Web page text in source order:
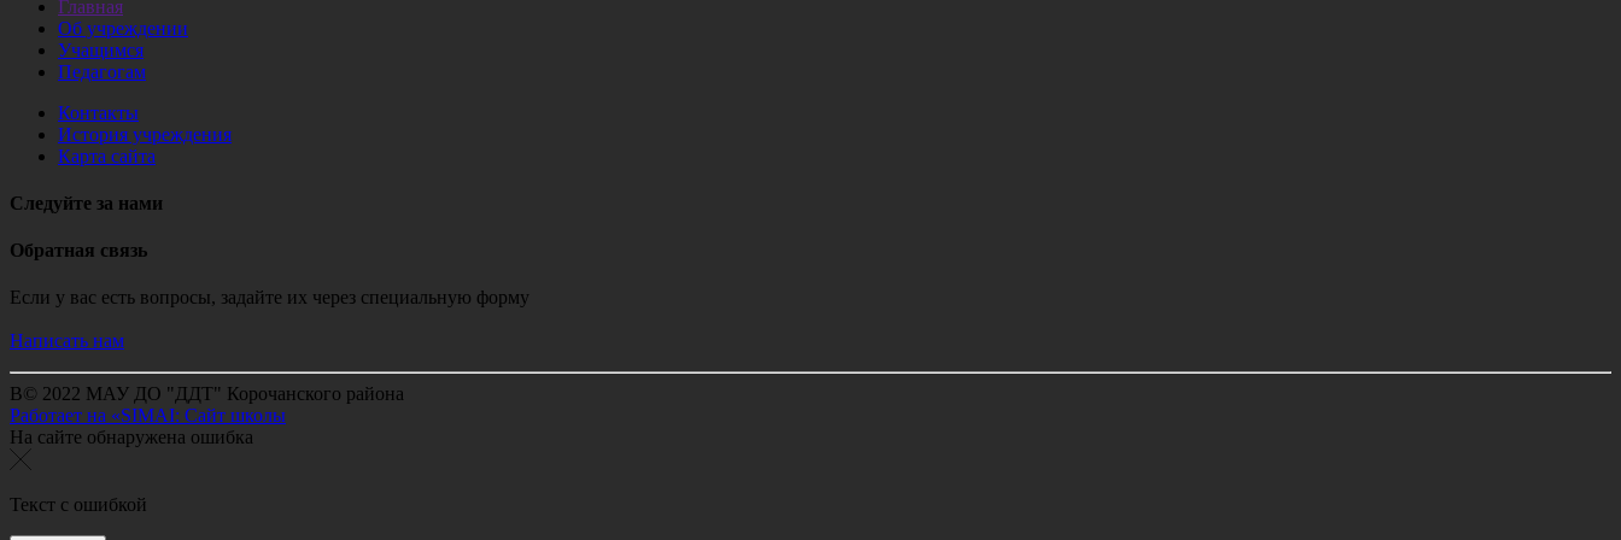
Главная
Об учреждении
Учащимся
Педагогам
Контакты
История учреждения
Карта сайта
Следуйте за нами
Обратная связь
Если у вас есть вопросы, задайте их через специальную форму
Написать нам
В© 2022 МАУ ДО "ДДТ" Корочанского района
Работает на «SIMAI: Сайт школы
На сайте обнаружена ошибка
Текст с ошибкой